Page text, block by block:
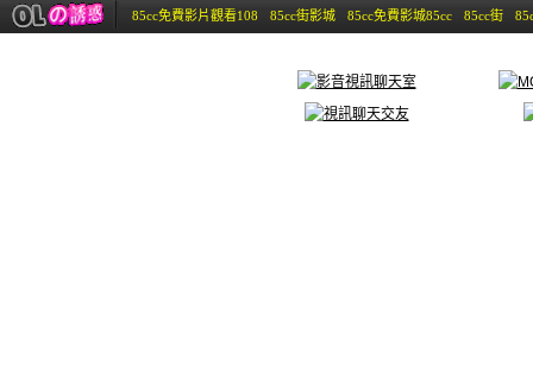
85cc免費影片觀看108 85cc街影城 85cc免費影城85cc 85cc街